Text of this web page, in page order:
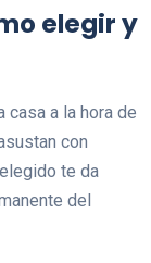
elegir y
casa a la hora de
con
te da
del